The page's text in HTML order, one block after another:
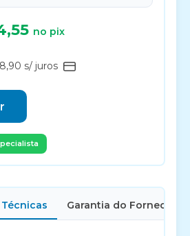
no pix
s/ juros
Garantia do Fornecedor